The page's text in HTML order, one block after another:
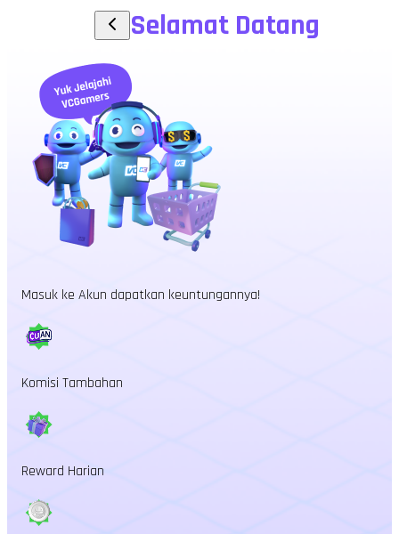
Selamat Datang
Masuk ke Akun dapatkan keuntungannya!
Komisi Tambahan
Reward Harian